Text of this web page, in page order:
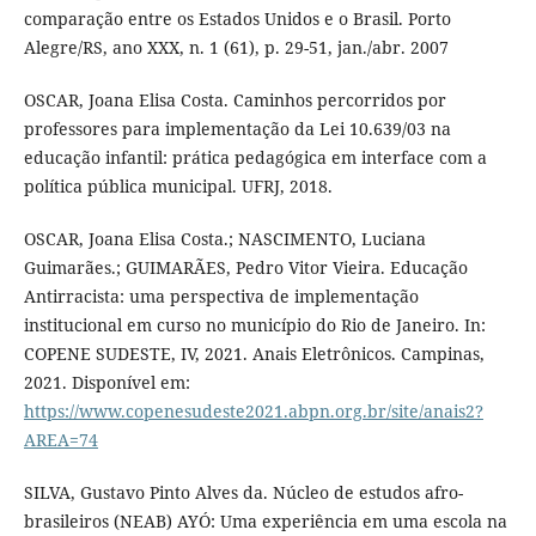
comparação entre os Estados Unidos e o Brasil. Porto
Alegre/RS, ano XXX, n. 1 (61), p. 29-51, jan./abr. 2007
OSCAR, Joana Elisa Costa. Caminhos percorridos por
professores para implementação da Lei 10.639/03 na
educação infantil: prática pedagógica em interface com a
política pública municipal. UFRJ, 2018.
OSCAR, Joana Elisa Costa.; NASCIMENTO, Luciana
Guimarães.; GUIMARÃES, Pedro Vitor Vieira. Educação
Antirracista: uma perspectiva de implementação
institucional em curso no município do Rio de Janeiro. In:
COPENE SUDESTE, IV, 2021. Anais Eletrônicos. Campinas,
2021. Disponível em:
https://www.copenesudeste2021.abpn.org.br/site/anais2?
AREA=74
SILVA, Gustavo Pinto Alves da. Núcleo de estudos afro-
brasileiros (NEAB) AYÓ: Uma experiência em uma escola na